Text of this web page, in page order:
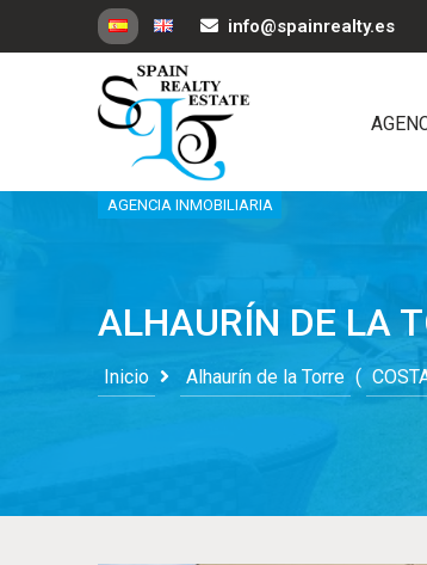
info@spainrealty.es
AGENCIA INMOBILIARIA
ALHAURÍN DE LA
Inicio Alhaurín de la Torre (